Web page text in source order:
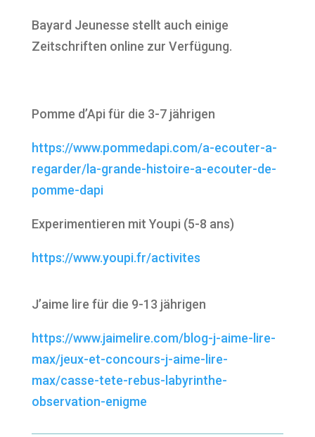
Bayard Jeunesse stellt auch einige
Zeitschriften online zur Verfügung.
Pomme d’Api für die 3-7 jährigen
https://www.pommedapi.com/a-ecouter-a-
regarder/la-grande-histoire-a-ecouter-de-
pomme-dapi
Experimentieren mit Youpi (5-8 ans)
https://www.youpi.fr/activites
J’aime lire für die 9-13 jährigen
https://www.jaimelire.com/blog-j-aime-lire-
max/jeux-et-concours-j-aime-lire-
max/casse-tete-rebus-labyrinthe-
observation-enigme